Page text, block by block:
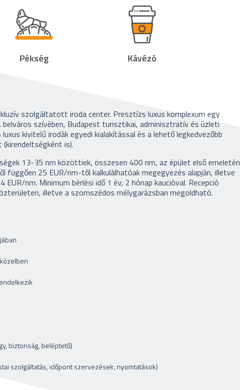
Pékség Kávézó
szolgáltatott iroda center. Presztízs luxus komplexum egy
szívében, Budapest turisztikai, adminisztratív és üzleti
kivitelű irodák egyedi kialakítással és a lehető legkedvezőbb
is).
13-35 nm közöttiek, összesen 400 nm, az épület első emeletén
függően 25 EUR/nm-től kalkulálhatóak megegyezés alapján, illetve
nm. Minimum bérlési idő 1 év, 2 hónap kaucióval. Recepció
illetve a szomszédos mélygarázsban megoldható.
biztonság, beléptető)
szolgáltatás, időpontszervezések, nyomtatások)